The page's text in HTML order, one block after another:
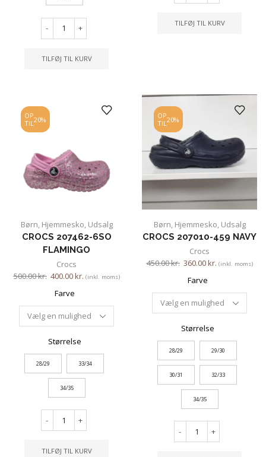
- +
TILFØJ TIL KURV
TILFØJ TIL KURV
OP
TIL20%
Børn, Hjemmesko, Udsalg
CROCS 207462-6SO
FLAMINGO
Crocs
500.00kr. 400.00kr. (inkl. moms)
Farve
Størrelse
28/29 33/34
34/35
- +
TILFØJ TIL KURV
OP
TIL20%
Børn, Hjemmesko, Udsalg
CROCS 207010-459 NAVY
Crocs
450.00kr. 360.00kr. (inkl. moms)
Farve
Størrelse
28/29 29/30
30/31 32/33
34/35
- +